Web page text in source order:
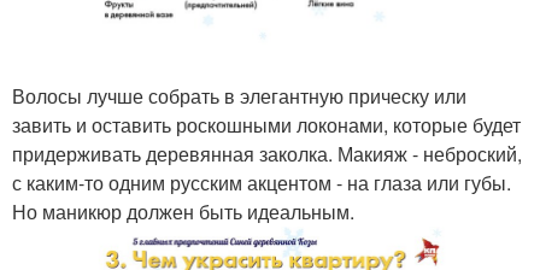
Волосы лучше собрать в элегантную прическу или
завить и оставить роскошными локонами, которые будет
придерживать деревянная заколка. Макияж - неброский,
с каким-то одним русским акцентом - на глаза или губы.
Но маникюр должен быть идеальным.